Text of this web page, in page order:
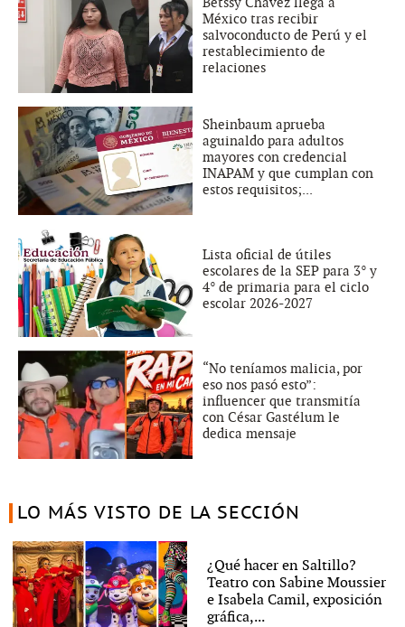
México tras recibir
salvoconducto de Perú y el
restablecimiento de
relaciones
Sheinbaum aprueba
aguinaldo para adultos
mayores con credencial
INAPAM y que cumplan con
estos requisitos;...
Lista oficial de útiles
escolares de la SEP para 3° y
4° de primaria para el ciclo
escolar 2026-2027
“No teníamos malicia, por
eso nos pasó esto”:
influencer que transmitía
con César Gastélum le
dedica mensaje
LO MÁS VISTO DE LA SECCIÓN
¿Qué hacer en Saltillo?
Teatro con Sabine Moussier
e Isabela Camil, exposición
gráfica,...